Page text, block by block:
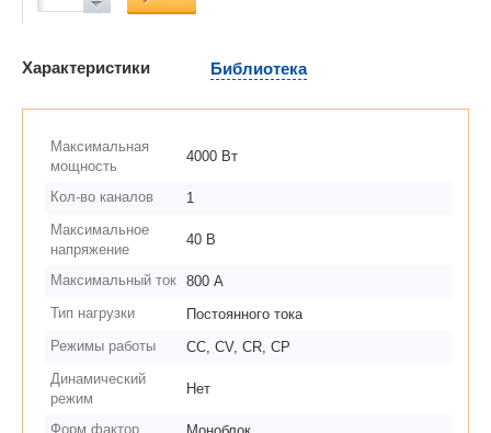
Характеристики Библиотека
Максимальная
мощность
4000 Вт
Кол-во каналов
1
Максимальное
напряжение
40 В
Максимальный ток 800 А
Тип нагрузки
Постоянного тока
Режимы работы
CC, CV, CR, CP
Динамический
режим
Нет
Форм фактор